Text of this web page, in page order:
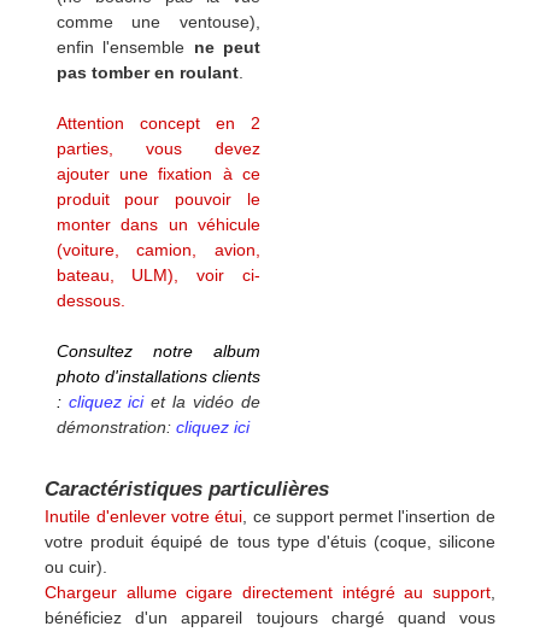
comme une ventouse),
enfin l'ensemble ne peut
pas tomber en roulant.
Attention concept en 2
parties, vous devez
ajouter une fixation à ce
produit pour pouvoir le
monter dans un véhicule
(voiture, camion, avion,
bateau, ULM), voir ci-
dessous.
Consultez notre album
photo d'installations clients
: cliquez iciet la vidéo de
démonstration: cliquez ici
Caractéristiques particulières
Inutile d'enlever votre étui , ce support permet l'insertion de
votre produit équipé de tous type d'étuis (coque, silicone
ou cuir).
Chargeur allume cigare directement intégré au support,
bénéficiez d'un appareil toujours chargé quand vous